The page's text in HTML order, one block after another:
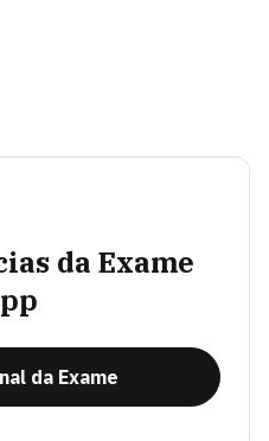
da Exame
da Exame